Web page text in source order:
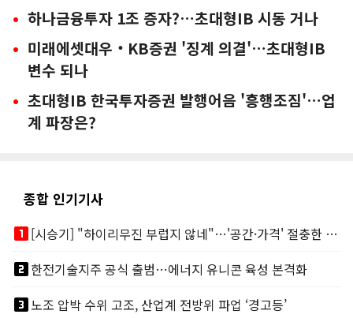
하나금융투자 1조 증자?…초대형IB 시동 거나
미래에셋대우‧KB증권 '징계 의결'…초대형IB
변수 되나
초대형IB 한국투자증권 발행어음 '흥행조짐'…업
계 파장은?
종합 인기기사
looks_one
[시승기] "하이리무진 부럽지 않네"…'공간·가격' 절충한 카니발 하이루프
looks_two한전기술지주 공식 출범…에너지 유니콘 육성 본격화
looks_3노조 압박 수위 고조, 산업계 전방위 파업 ‘경고등’